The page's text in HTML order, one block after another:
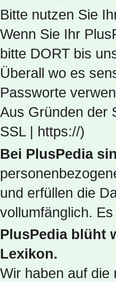
Bitte nutzen Sie
Wenn Sie Ihr
bitte DORT bis
Überall wo es
Passworte
Aus Gründen der
SSL | https://)
Bei PlusPedia
und erfüllen die
vollumfänglich.
PlusPedia blüht
Lexikon.
Wir haben auf die